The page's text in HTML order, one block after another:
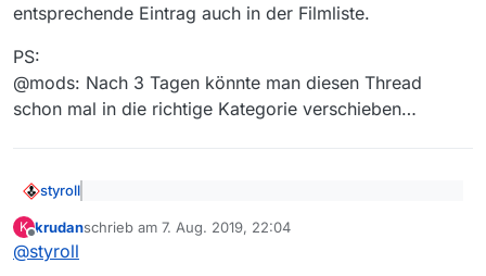
entsprechende Eintrag auch in der Filmliste.
PS:
@mods: Nach 3 Tagen könnte man diesen Thread
schon mal in die richtige Kategorie verschieben…
styroll
schliesslich eher den TV-Ausstrahlungtermin an
K
Offline
krudanschrieb am 7. Aug. 2019, 22:04
zuletzt editiert von
@styroll